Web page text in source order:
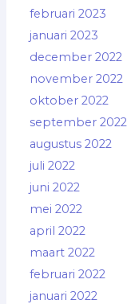
februari 2023
januari 2023
december 2022
november 2022
oktober 2022
september 2022
augustus 2022
juli 2022
juni 2022
mei 2022
april 2022
maart 2022
februari 2022
januari 2022